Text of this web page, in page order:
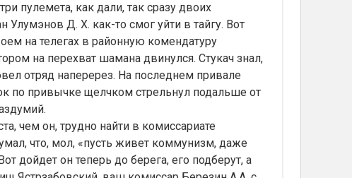
пулемета, как дали, так сразу двоих
Д. Х. как-то смог уйти в тайгу. Вот
на телегах в районную комендатуру
на перехват шамана двинулся. Стукач знал,
отряд наперерез. На последнем привале
по привычке щелчком стрельнул подальше от
чем он, трудно найти в комиссариате
что, мол, «пусть живет коммунизм, даже
дойдет он теперь до берега, его подберут, а